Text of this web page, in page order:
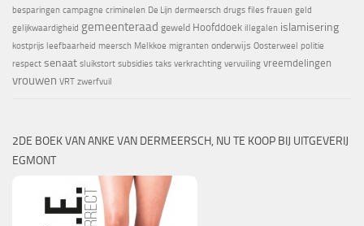
besparingen campagne criminelen De Lijn dermeersch drugs files frauen geld
gelijkwaardigheid gemeenteraad geweld Hoofddoek illegalen islamisering
kostprijs leefbaarheid meersch Melkkoe migranten onderwijs Oosterweel politie
respect senaat sluikstort subsidies taks verkrachting vervuiling vreemdelingen
vrouwen VRT zwerfvuil
2DE BOEK VAN ANKE VAN DERMEERSCH, NU TE KOOP BIJ UITGEVERIJ
EGMONT